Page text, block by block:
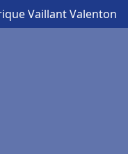
Vaillant Valenton